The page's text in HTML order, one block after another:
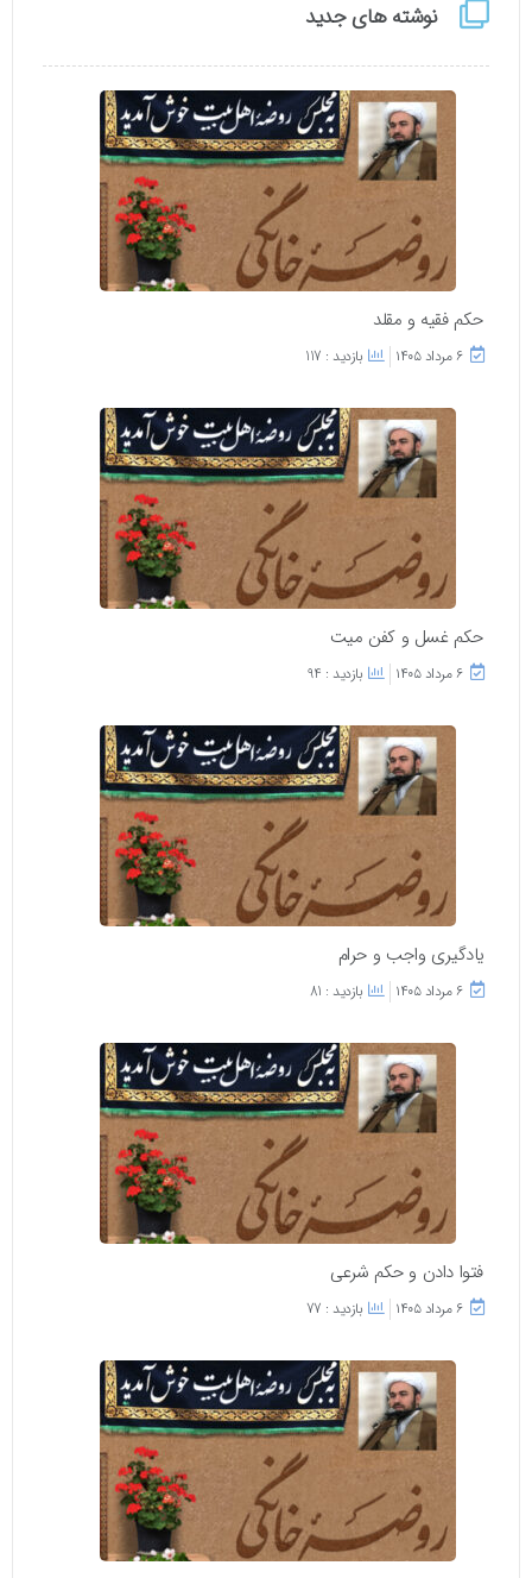
نوشته های جدید
حکم فقیه و مقلد
۶ مرداد ۱۴۰۵ بازدید : 117
حکم غسل و کفن میت
۶ مرداد ۱۴۰۵ بازدید : 94
یادگیری واجب و حرام
۶ مرداد ۱۴۰۵ بازدید : 81
فتوا دادن و حکم شرعی
۶ مرداد ۱۴۰۵ بازدید : 77